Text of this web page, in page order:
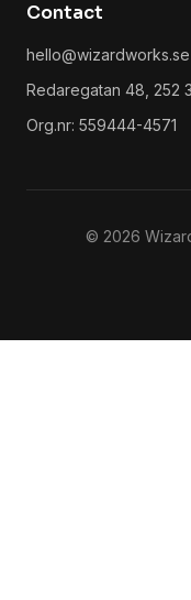
Contact
hello@wizardworks.se
Redaregatan 48, 252
Org.nr: 559444-4571
© 2026